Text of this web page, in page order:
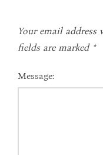
Your email
fields are marked *
Message: